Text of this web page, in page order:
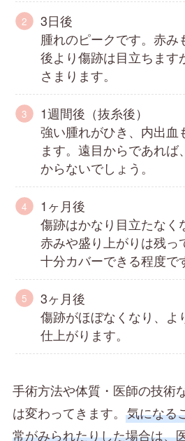
3日後
腫れのピークです。赤み
後より傷跡は目立ちます
さまります。
1週間後（抜糸後）
強い腫れがひき、内出血
ます。遠目からであれ
からないでしょう。
1ヶ月後
傷跡はかなり目立たなく
赤みや盛り上がりは残っ
十分カバーできる程度で
3ヶ月後
傷跡がほぼなくなり、よ
仕上がります。
手術方法や体質・医師の技術
は変わってきます。 気になる
常がみられたりした場合は、